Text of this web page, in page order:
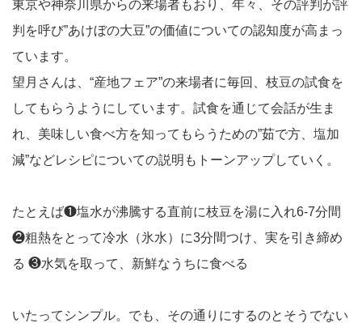
東京や神奈川県からの来場者もおり、年々、その評判が評
判を呼び”あけぼの大豆”の価値についての認知度が高まっ
ています。
望月さんは、“産地フェア”の来場者に毎回、枝豆の試食を
してもらうようにしています。試食を通じて会話が生ま
れ、美味しい食べ方を知ってもらうための”茹で方、塩加
減”などレシピについての説明もトーンアップしていく。
たとえば❶塩水が沸騰する直前に枝豆を湯に入れ6-7分間
❷粗熱をとって冷水（氷水）に3分間つけ、実を引き締め
る ❸水気を取って、新鮮なうちに食べる
いたってシンプル。でも、その通りにするのとそうでない